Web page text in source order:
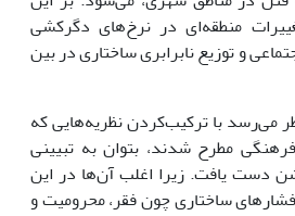
منطقه‌ای در نرخ‌های دگرکشی
و توزیع نابرابری ساختاری در بین
می‌رسد با ترکیب‌کردن نظریه‌هایی که
مطرح شدند، بتوان به تبیینی
دست یافت. زیرا اغلب آن‌ها در ‌این
ساختاری چون فقر، محرومیت و